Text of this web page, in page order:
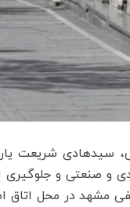
سیدهادی شریعت
و صنعتی و
مشهد در محل